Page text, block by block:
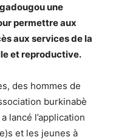
une
permettre aux
aux services de la
et reproductive.
des hommes de
burkinabè
lancé l’application
et les jeunes à